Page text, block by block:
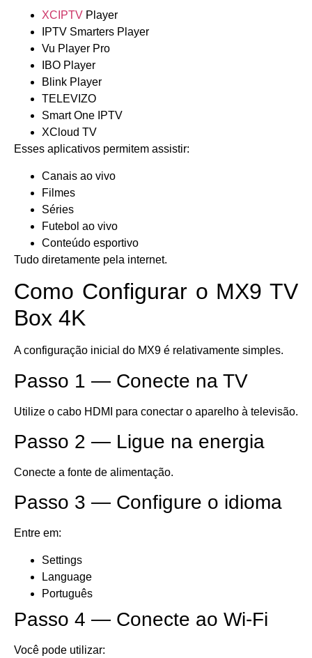
XCIPTV Player
IPTV Smarters Player
Vu Player Pro
IBO Player
Blink Player
TELEVIZO
Smart One IPTV
XCloud TV
Esses aplicativos permitem assistir:
Canais ao vivo
Filmes
Séries
Futebol ao vivo
Conteúdo esportivo
Tudo diretamente pela internet.
Como Configurar o MX9 TV
Box 4K
A configuração inicial do MX9 é relativamente simples.
Passo 1 — Conecte na TV
Utilize o cabo HDMI para conectar o aparelho à televisão.
Passo 2 — Ligue na energia
Conecte a fonte de alimentação.
Passo 3 — Configure o idioma
Entre em:
Settings
Language
Português
Passo 4 — Conecte ao Wi-Fi
Você pode utilizar: